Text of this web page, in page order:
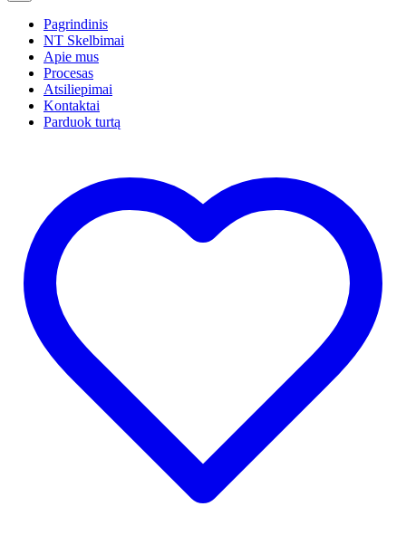
Pagrindinis
NT Skelbimai
Apie mus
Procesas
Atsiliepimai
Kontaktai
Parduok turtą